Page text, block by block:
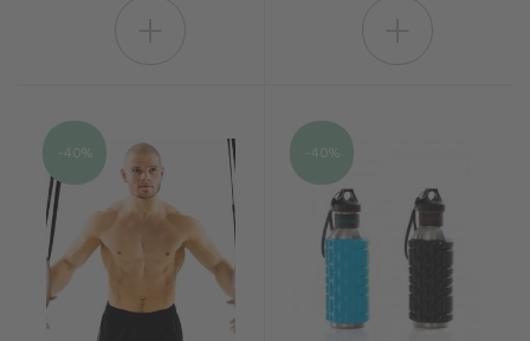
-40% -40%